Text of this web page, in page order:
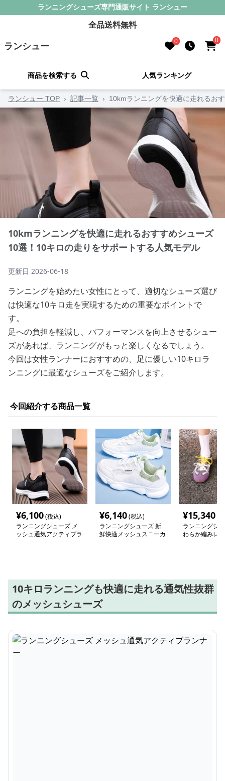
ランニングシューズ専門通販サイト ランシュー
全品送料無料
ランシュー 0 0
商品を検索する 人気ランキング
ランシュー TOP › 記事一覧 › 10kmランニングを快適に走れるお
10kmランニングを快適に走れるおすすめシューズ
10選！10キロの走りをサポートする人気モデル
更新日 2026-06-18
ランニングを始めたい女性にとって、適切なシューズ選び
は快適な10キロ走を実現するための重要なポイントで
す。
足への負担を軽減し、パフォーマンスを向上させるシュー
ズがあれば、ランニングがもっと楽しくなるでしょう。
今回は女性ランナーにおすすめの、足に優しい10キロラ
ンニングに最適なシューズをご紹介します。
今回紹介する商品一覧
¥6,100(税込)
ランニングシューズ メ
ッシュ通気アクティブラ
¥6,140(税込)
ランニングシューズ 新
鮮快適メッシュスニーカ
¥15,340
ランニングシ
わらか編みレ
10キロランニングも快適に走れる通気性抜群
のメッシュシューズ